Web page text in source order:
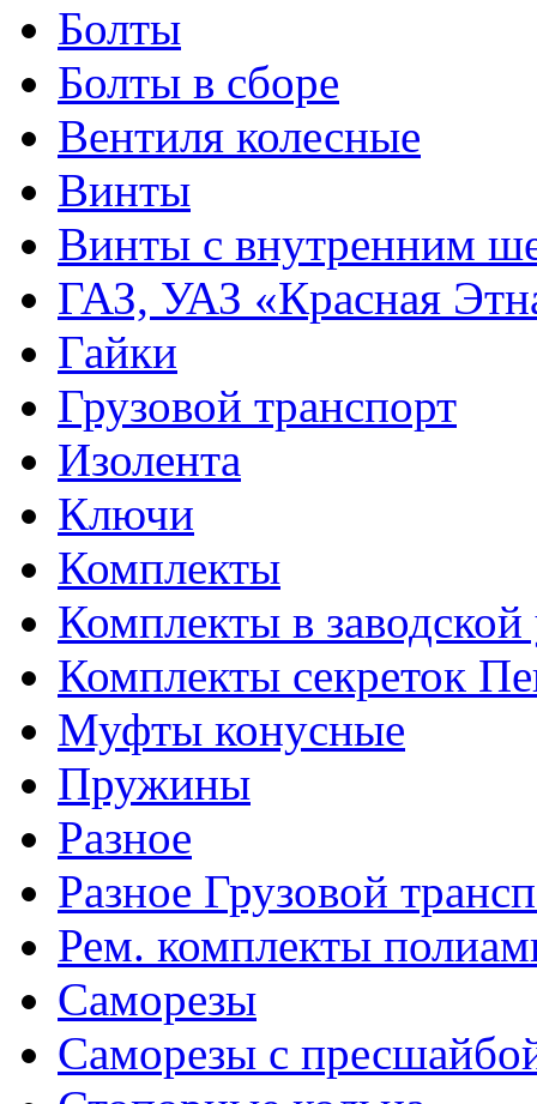
Болты
Болты в сборе
Вентиля колесные
Винты
Винты с внутренним
ГАЗ, УАЗ «Красная
Гайки
Грузовой транспорт
Изолента
Ключи
Комплекты
Комплекты в заводской
Комплекты секреток
Муфты конусные
Пружины
Разное
Разное Грузовой
Рем. комплекты
Саморезы
Саморезы с